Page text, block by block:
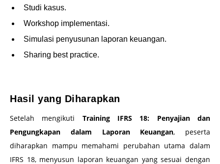
Studi kasus.
Workshop implementasi.
Simulasi penyusunan laporan keuangan.
Sharing best practice.
Hasil yang Diharapkan
Setelah mengikuti Training IFRS 18: Penyajian dan
Pengungkapan dalam Laporan Keuangan, peserta
diharapkan mampu memahami perubahan utama dalam
IFRS 18, menyusun laporan keuangan yang sesuai dengan